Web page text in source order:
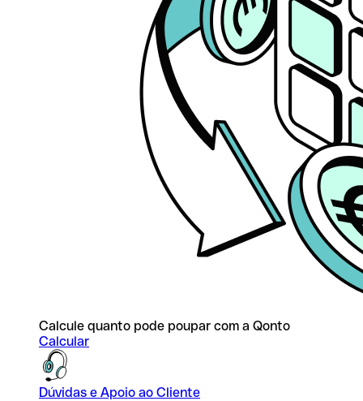
Calcule quanto pode poupar com a Qonto
Calcular
Dúvidas e Apoio ao Cliente